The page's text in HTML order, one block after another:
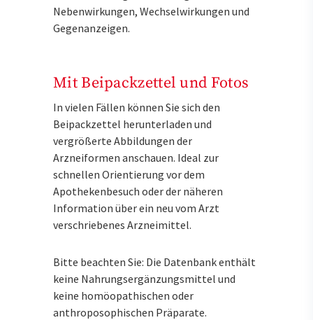
Nebenwirkungen, Wechselwirkungen und
Gegenanzeigen.
Mit Beipackzettel und Fotos
In vielen Fällen können Sie sich den
Beipackzettel herunterladen und
vergrößerte Abbildungen der
Arzneiformen anschauen. Ideal zur
schnellen Orientierung vor dem
Apothekenbesuch oder der näheren
Information über ein neu vom Arzt
verschriebenes Arzneimittel.
Bitte beachten Sie: Die Datenbank enthält
keine Nahrungsergänzungsmittel und
keine homöopathischen oder
anthroposophischen Präparate.